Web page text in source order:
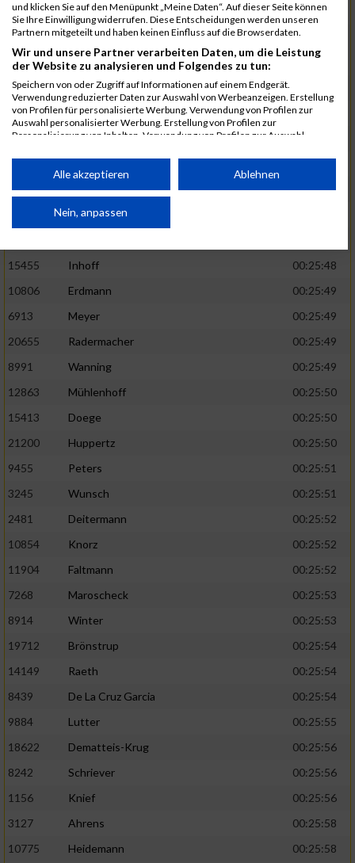
5888 Regneri
00:25:41
8971
Bien
00:25:42
1582
Funken
00:25:42
12220
Cosma
9678
Exner
00:25:43
11817
Schmaul-Klaibee
00:25:45
9610
Linß
00:25:47
Wehmeier
15455
Inhoff
00:25:48
10806
Erdmann
00:25:49
6913
Meyer
00:25:49
20655
Radermacher
00:25:49
8991
Wanning
00:25:49
12863
Mühlenhoff
00:25:50
15413
Doege
00:25:50
21200
Huppertz
00:25:50
9455
Peters
00:25:51
3245
Wunsch
00:25:51
2481
Deitermann
00:25:52
10854
Knorz
00:25:52
11904
Faltmann
00:25:52
7268
Maroscheck
00:25:53
8914
Winter
00:25:53
19712
Brönstrup
00:25:54
14149
Raeth
00:25:54
8439
De La Cruz Garcia
00:25:54
9884
Lutter
00:25:55
18622
Dematteis-Krug
00:25:56
8242
Schriever
00:25:56
1156
Knief
00:25:56
3127
Ahrens
00:25:58
10775
Heidemann
00:25:58
und klicken Sie auf den Menüpunkt „Meine Daten“. Auf dieser Seite können
Sie Ihre Einwilligung widerrufen. Diese Entscheidungen werden unseren
Partnern mitgeteilt und haben keinen Einfluss auf die Browserdaten.
Wir und unsere Partner verarbeiten Daten, um die Leistung
der Website zu analysieren und Folgendes zu tun:
Speichern von oder Zugriff auf Informationen auf einem Endgerät.
Verwendung reduzierter Daten zur Auswahl von Werbeanzeigen. Erstellung
von Profilen für personalisierte Werbung. Verwendung von Profilen zur
Auswahl personalisierter Werbung. Erstellung von Profilen zur
Personalisierung von Inhalten. Verwendung von Profilen zur Auswahl
Performance von Inhalten. Analyse von Zielgruppen durch Statistiken oder
Kombinationen von Daten aus verschiedenen Quellen. Entwicklung und
von Inhalten.
Daten können außerhalb der Europäischen Union weitergegeben und in die
Wir nutzen Ihre Daten für folgende Zwecke:
auf einem Endgerät
von Werbeanzeigen
Werbung
personalisierter Werbung
Erstellung von Profilen zur Personalisierung
von Inhalten
Verwendung von Profilen zur Auswahl
personalisierter Inhalte
Analyse von Zielgruppen durch Statistiken
verschiedenen Quellen
Entwicklung und Verbesserung der Angebote
Verwendung reduzierter Daten zur Auswahl
Alle akzeptieren Ablehnen
Nein, anpassen